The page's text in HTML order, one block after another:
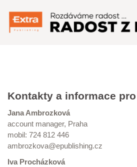
Kontakty a informace
Jana Ambrozková
account manager, Praha
mobil: 724 812 446
ambrozkova@epublishing.cz
Iva Procházková